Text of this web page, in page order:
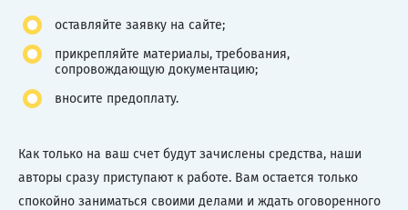
оставляйте заявку на сайте;
прикрепляйте материалы, требования,
сопровождающую документацию;
вносите предоплату.
Как только на ваш счет будут зачислены средства, наши
авторы сразу приступают к работе. Вам остается только
спокойно заниматься своими делами и ждать оговоренного